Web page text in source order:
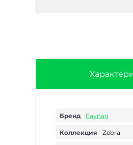
Бренд Faynag
Коллекция Zebra